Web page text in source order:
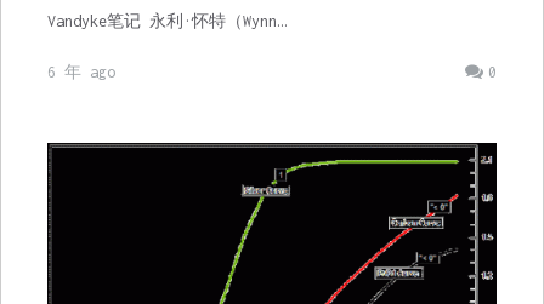
Vandyke笔记 永利·怀特（Wynn…
0
6 年 ago